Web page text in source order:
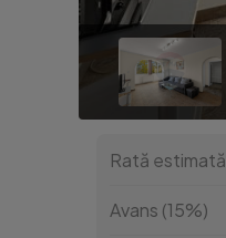
Rată estimată
Avans (15%)